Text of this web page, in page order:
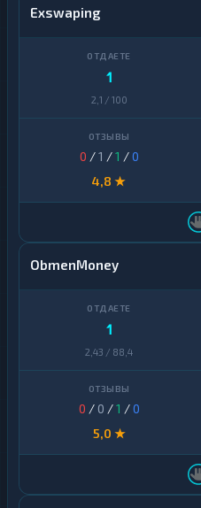
Exswaping
1
2,1 / 100
0 /1 /1 /0
4,8 ★
ObmenMoney
1
2,43 / 88,4
0 / 0 /1 /0
5,0 ★